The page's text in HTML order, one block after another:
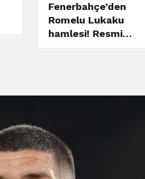
Fenerbahçe’den
Romelu Lukaku
hamlesi! Resmi…